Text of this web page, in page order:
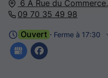
6 A Rue du Commerce,
09 70 35 49 98
Ouvert ⋅ Ferme à 17:30